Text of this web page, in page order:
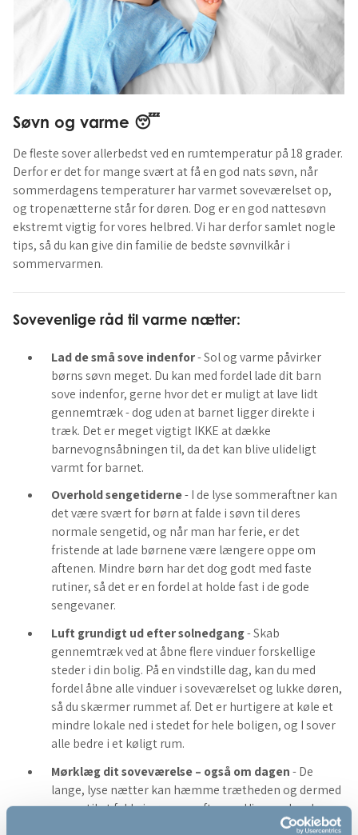
Søvn og varme 😴
De fleste sover allerbedst ved en rumtemperatur på 18 grader.
Derfor er det for mange svært at få en god nats søvn, når
sommerdagens temperaturer har varmet soveværelset op,
og tropenætterne står for døren. Dog er en god nattesøvn
ekstremt vigtig for vores helbred. Vi har derfor samlet nogle
tips, så du kan give din familie de bedste søvnvilkår i
sommervarmen.
Sovevenlige råd til varme nætter:
Lad de små sove indenfor- Sol og varme påvirker
børns søvn meget. Du kan med fordel lade dit barn
sove indenfor, gerne hvor det er muligt at lave lidt
gennemtræk - dog uden at barnet ligger direkte i
træk. Det er meget vigtigt IKKE at dække
barnevognsåbningen til, da det kan blive ulideligt
varmt for barnet.
Overhold sengetiderne- I de lyse sommeraftner kan
det være svært for børn at falde i søvn til deres
normale sengetid, og når man har ferie, er det
fristende at lade børnene være længere oppe om
aftenen. Mindre børn har det dog godt med faste
rutiner, så det er en fordel at holde fast i de gode
sengevaner.
Luft grundigt ud efter solnedgang- Skab
gennemtræk ved at åbne flere vinduer forskellige
steder i din bolig. På en vindstille dag, kan du med
fordel åbne alle vinduer i soveværelset og lukke døren,
så du skærmer rummet af. Det er hurtigere at køle et
mindre lokale ned i stedet for hele boligen, og I sover
alle bedre i et køligt rum.
Mørklæg dit soveværelse – også om dagen- De
lange, lyse nætter kan hæmme trætheden og dermed
evnen til at falde i søvn om aftenen. Hjernen kan kun
producere søvnhormonet melatonin, når det er